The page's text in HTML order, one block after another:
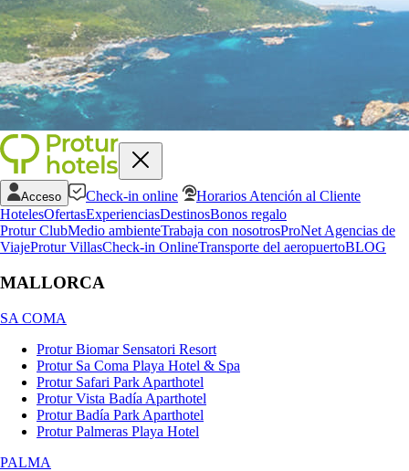
Acceso Check-in online
Horarios Atención al Cliente
HotelesOfertasExperienciasDestinosBonos regalo
Protur ClubMedio ambienteTrabaja con nosotrosProNet Agencias de
ViajeProtur VillasCheck-in OnlineTransporte del aeropuertoBLOG
MALLORCA
SA COMA
Protur Biomar Sensatori Resort
Protur Sa Coma Playa Hotel & Spa
Protur Safari Park Aparthotel
Protur Vista Badía Aparthotel
Protur Badía Park Aparthotel
Protur Palmeras Playa Hotel
PALMA